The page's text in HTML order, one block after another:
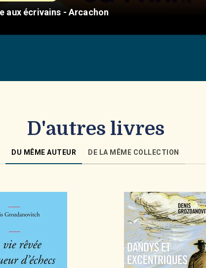
aux écrivains - Arcachon
D'autres livres
DU MÊME AUTEUR DE LA MÊME COLLECTION